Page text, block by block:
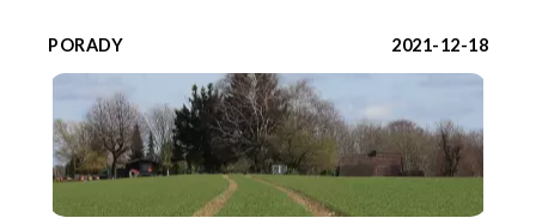
PORADY 2021-12-18